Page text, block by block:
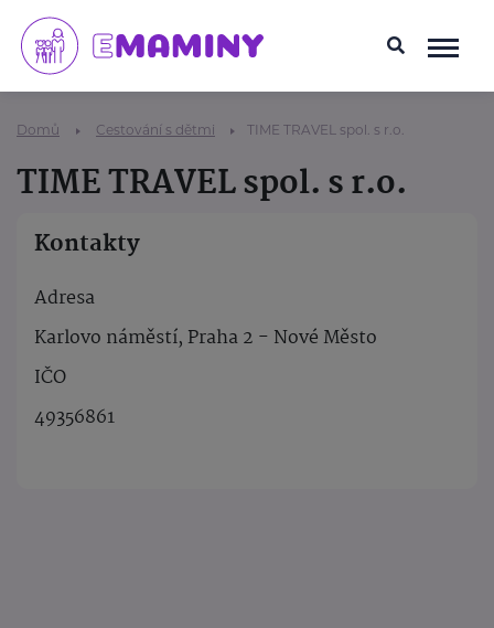
Domů Cestování s dětmi TIME TRAVEL spol. s r.o.
TIME TRAVEL spol. s r.o.
Kontakty
Adresa
Karlovo náměstí, Praha 2 - Nové Město
IČO
49356861